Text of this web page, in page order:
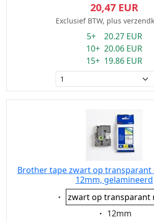
20,47 EUR
Exclusief BTW, plus
5+ 20.27 EUR
10+ 20.06 EUR
15+ 19.86 EUR
Brother tape zwart op transparant
12mm, gelamineerd
Eigenschaft:
zwart op transparant
Eigenschaft:
12mm